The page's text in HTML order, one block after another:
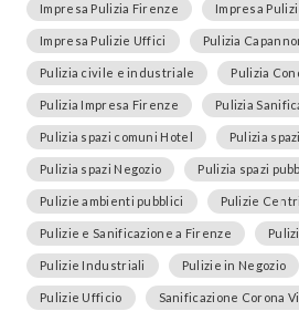
Impresa Pulizia Firenze Impresa
Impresa Pulizie Uffici Pulizia
Pulizia civile e industriale Pulizia
Pulizia Impresa Firenze Pulizia
Pulizia spazi comuni Hotel Pulizia
Pulizia spazi Negozio Pulizia spazi
Pulizie ambienti pubblici Pulizie
Pulizie e Sanificazione a Firenze
Pulizie Industriali Pulizie in Negozio
Pulizie Ufficio Sanificazione Corona